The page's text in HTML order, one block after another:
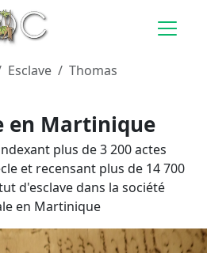
en Martinique
plus de 3 200 actes
et recensant plus de 14 700
d'esclave dans la société
en Martinique
Esclave Thomas